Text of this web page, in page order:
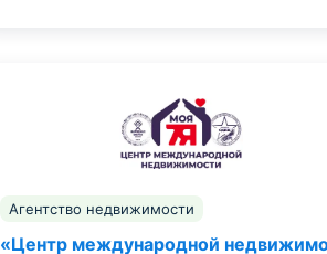
Агентство недвижимости
«Центр международной